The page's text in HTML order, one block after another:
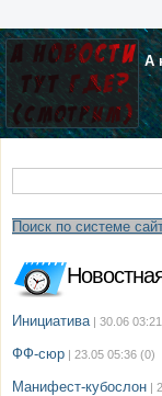
А
Поиск по системе
Инициатива | 30.06 03:21
ФФ-сюр | 23.05 05:36 (0)
Манифест-кубослон |